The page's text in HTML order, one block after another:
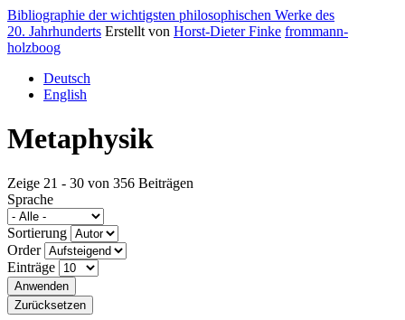
Bibliographie der wichtigsten philosophischen Werke des
20. Jahrhunderts Erstellt von Horst-Dieter Finke frommann-
holzboog
Deutsch
English
Metaphysik
Zeige 21 - 30 von 356 Beiträgen
Sprache
Sortierung
Order
Einträge